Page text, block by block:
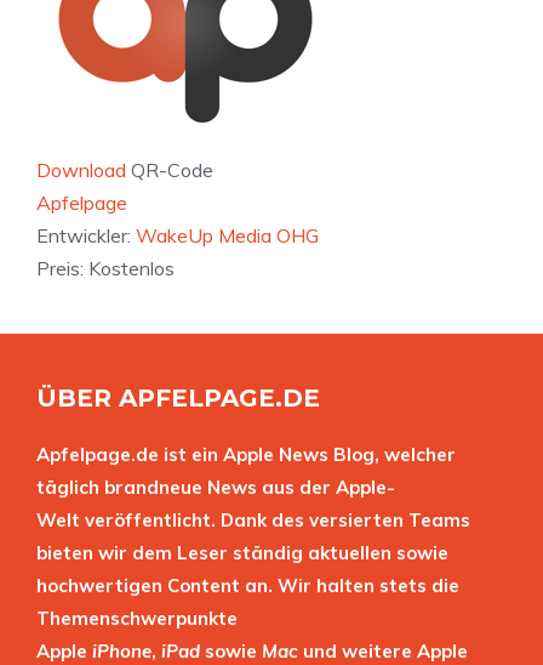
Download QR-Code
‎Apfelpage
Entwickler: WakeUp Media OHG
Preis: Kostenlos
ÜBER APFELPAGE.DE
Apfelpage.de ist ein Apple News Blog, welcher
täglich brandneue News aus der Apple-
Welt veröffentlicht. Dank des versierten Teams
bieten wir dem Leser ständig aktuellen sowie
hochwertigen Content an. Wir halten stets die
Themenschwerpunkte
Apple iPhone, iPad sowie Mac und weitere Apple